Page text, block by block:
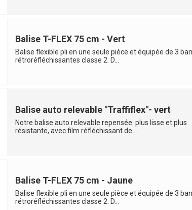
Balise T-FLEX 75 cm - Vert
Balise flexible pli en une seule pièce et équipée de 3
rétroréfléchissantes classe 2. D...
Balise auto relevable "Traffiflex"- vert
Notre balise auto relevable repensée: plus lisse et plus
résistante, avec film réfléchissant de ...
Balise T-FLEX 75 cm - Jaune
Balise flexible pli en une seule pièce et équipée de 3
rétroréfléchissantes classe 2. D...